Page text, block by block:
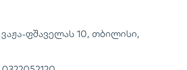
ვაჟა-ფშაველას 10, თბილისი,